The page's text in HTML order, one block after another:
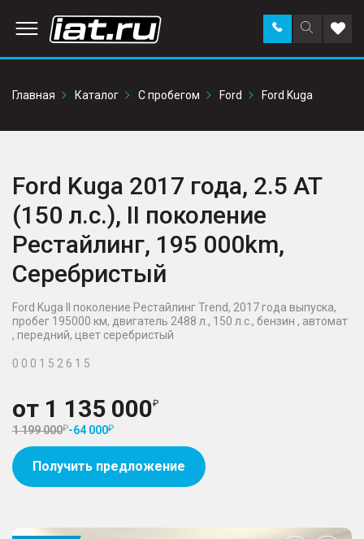
Поиск
по
Заказать
звонок в
Главная
Каталог С пробегом Ford Ford Kuga
Ford Kuga 2017 года, 2.5 AT
(150 л.с.), II поколение
Рестайлинг, 195 000km,
Серебристый
Ford Kuga II поколение Рестайлинг Trend, 2017 года выпуска,
пробег 195000 км, двигатель 2488 л., 150 л.с., бензин , автомат
, передний, цвет серебристый
0 0 0 1 5 2 6 1 5
от 1 135 000
1 199 000 -64 000
Получить предложение